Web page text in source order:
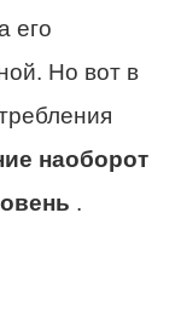
его
Но вот в
наоборот
.